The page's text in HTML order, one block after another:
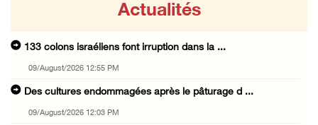
Actualités
133 colons israéliens font irruption dans la ...
09/August/2026 12:55 PM
Des cultures endommagées après le pâturage d ...
09/August/2026 12:03 PM